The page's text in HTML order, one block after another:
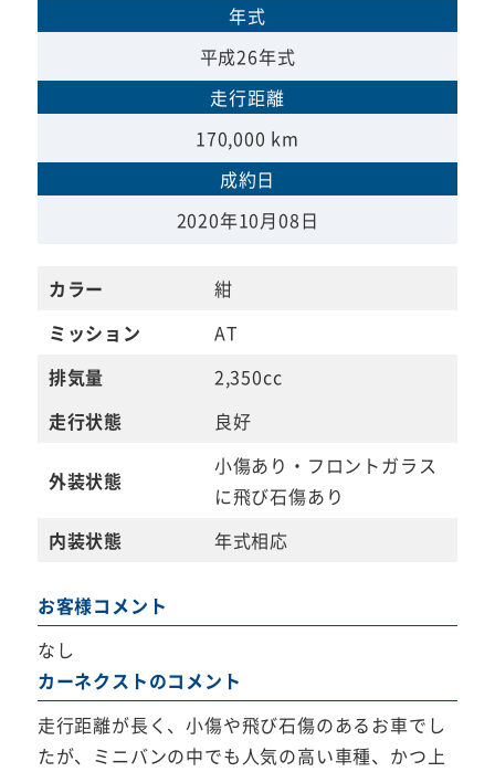
年式
平成26年式
走行距離
170,000 km
成約日
2020年10月08日
カラー
紺
ミッション
AT
排気量
2,350cc
走行状態
良好
外装状態
小傷あり・フロントガラス
に飛び石傷あり
内装状態
年式相応
お客様コメント
なし
カーネクストのコメント
走行距離が長く、小傷や飛び石傷のあるお車でし
たが、ミニバンの中でも人気の高い車種、かつ上